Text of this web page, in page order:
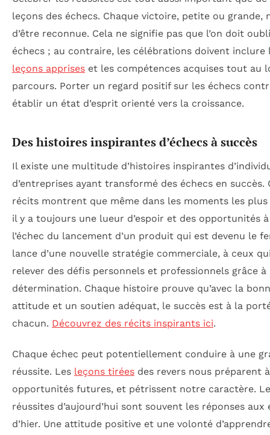
leçons des échecs. Chaque victoire, petite ou grande,
d’être reconnue. Cela ne signifie pas que l’on doit
échecs ; au contraire, les célébrations doivent inclure
leçons apprises et les compétences acquises tout au
parcours. Porter un regard positif sur les échecs
établir un état d’esprit orienté vers la croissance.
Des histoires inspirantes d’échecs à succès
Il existe une multitude d’histoires inspirantes
d’entreprises ayant transformé des échecs en succès.
récits montrent que même dans les moments les plus
il y a toujours une lueur d’espoir et des opportunités à
l’échec du lancement d’un produit qui est devenu le
lance d’une nouvelle stratégie commerciale, à ceux
relever des défis personnels et professionnels grâce à
détermination. Chaque histoire prouve qu’avec la
attitude et un soutien adéquat, le succès est à la
chacun. Découvrez des récits inspirants ici.
Chaque échec peut potentiellement conduire à une
réussite. Les leçons tirées des revers nous préparent
opportunités futures, et pétrissent notre caractère.
réussites d’aujourd’hui sont souvent les réponses aux
d’hier. Une attitude positive et une volonté